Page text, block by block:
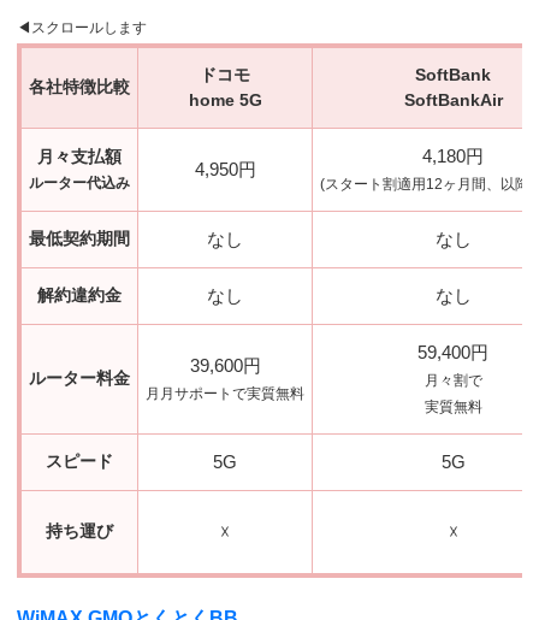
各社特徴比較
ドコモ
home 5G
SoftBank
SoftBankAir
月々支払額
ルーター代込み
4,950円
4,180円
(スタート割適用12ヶ月間、以降
最低契約期間 なし なし
解約違約金 なし なし
ルーター料金
39,600円
月月サポートで実質無料
59,400円
月々割で
実質無料
スピード 5G 5G
持ち運び ☓ ☓